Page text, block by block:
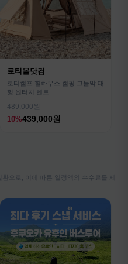
로티몰닷컴
로티캠프 힐하우스 캠핑 그늘막 대
형 원터치 텐트
489,000원
10%439,000원
으로, 이에 따른 일정액의 수수료를 제